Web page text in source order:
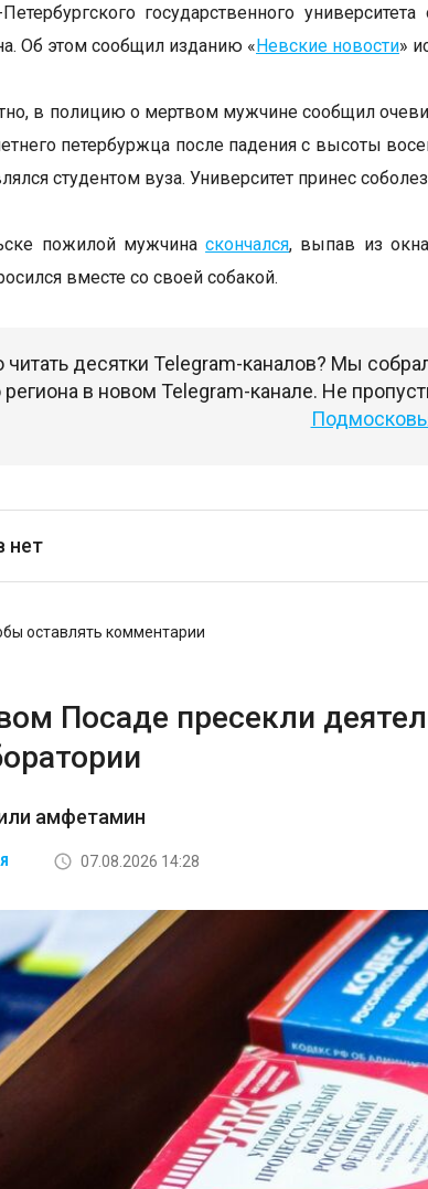
Петербургского государственного
Об этом сообщил изданию «Невские новости»
в полицию о мертвом мужчине сообщил
петербуржца после падения с высоты
студентом вуза. Университет принес
пожилой мужчинаскончался, выпав из
вместе со своей собакой.
читать десятки Telegram-каналов? Мы
в новом Telegram-канале. Не
нет
оставлять комментарии
Посаде пресекли
амфетамин
07.08.2026 14:28